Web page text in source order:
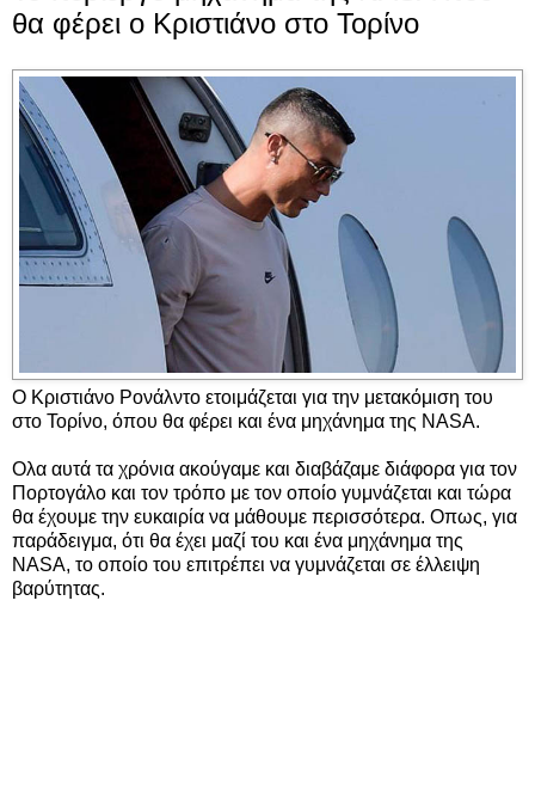
θα φέρει ο Κριστιάνο στο Τορίνο
Ο Κριστιάνο Ρονάλντο ετοιμάζεται για την μετακόμιση του
στο Τορίνο, όπου θα φέρει και ένα μηχάνημα της NASA.
Ολα αυτά τα χρόνια ακούγαμε και διαβάζαμε διάφορα για τον
Πορτογάλο και τον τρόπο με τον οποίο γυμνάζεται και τώρα
θα έχουμε την ευκαιρία να μάθουμε περισσότερα. Οπως, για
παράδειγμα, ότι θα έχει μαζί του και ένα μηχάνημα της
NASA, το οποίο του επιτρέπει να γυμνάζεται σε έλλειψη
βαρύτητας.